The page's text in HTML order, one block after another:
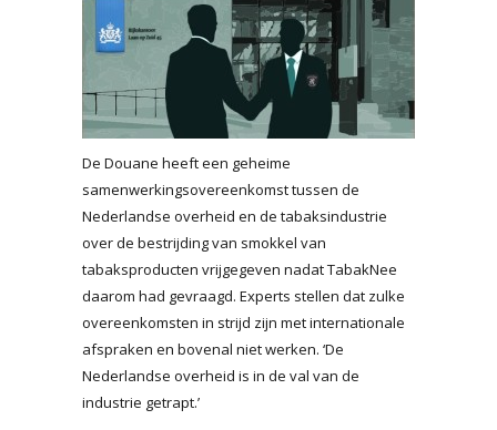
De Douane heeft een geheime
samenwerkingsovereenkomst tussen de
Nederlandse overheid en de tabaksindustrie
over de bestrijding van smokkel van
tabaksproducten vrijgegeven nadat TabakNee
daarom had gevraagd. Experts stellen dat zulke
overeenkomsten in strijd zijn met internationale
afspraken en bovenal niet werken. ‘De
Nederlandse overheid is in de val van de
industrie getrapt.’